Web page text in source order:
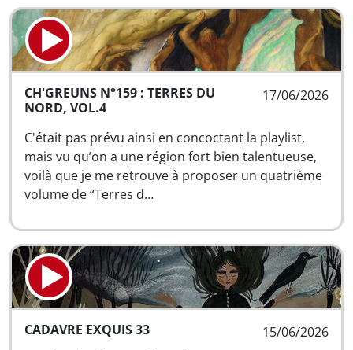
17/06/2026
CH'GREUNS N°159 : TERRES DU
NORD, VOL.4
C'était pas prévu ainsi en concoctant la playlist,
mais vu qu’on a une région fort bien talentueuse,
voilà que je me retrouve à proposer un quatrième
volume de “Terres d…
15/06/2026
CADAVRE EXQUIS 33